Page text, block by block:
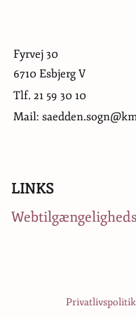
Fyrvej 30
6710 Esbjerg V
Tlf. 21 59 30 10
Mail:
LINKS
Privatlivspolitik